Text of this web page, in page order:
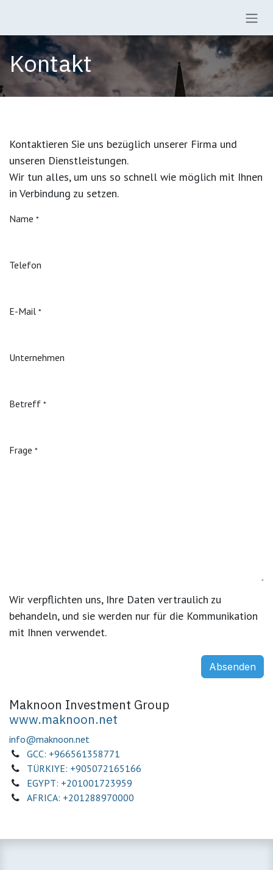
Kontakt
Kontaktieren Sie uns bezüglich unserer Firma und
unseren Dienstleistungen.
Wir tun alles, um uns so schnell wie möglich mit Ihnen
in Verbindung zu setzen.
Name *
Telefon
E-Mail *
Unternehmen
Betreff *
Frage *
Wir verpflichten uns, Ihre Daten vertraulich zu
behandeln, und sie werden nur für die Kommunikation
mit Ihnen verwendet.
Absenden
Maknoon Investment Group
www.maknoon.net
info@maknoon.net
GCC: +966561358771
TÜRKIYE: +905072165166
EGYPT: +201001723959
AFRICA: +201288970000